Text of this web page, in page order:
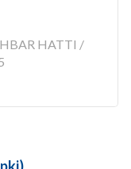
HATTI /